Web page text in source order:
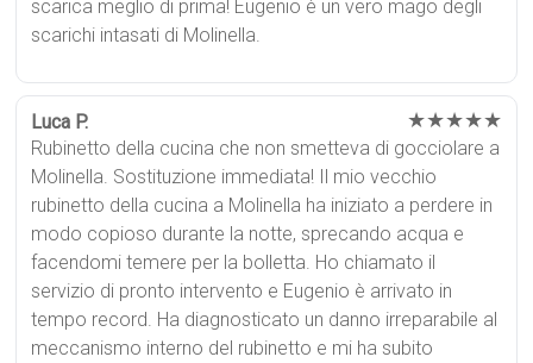
scarica meglio di prima! Eugenio è un vero mago degli
scarichi intasati di Molinella.
Luca P. ★★★★★
Rubinetto della cucina che non smetteva di gocciolare a
Molinella. Sostituzione immediata! Il mio vecchio
rubinetto della cucina a Molinella ha iniziato a perdere in
modo copioso durante la notte, sprecando acqua e
facendomi temere per la bolletta. Ho chiamato il
servizio di pronto intervento e Eugenio è arrivato in
tempo record. Ha diagnosticato un danno irreparabile al
meccanismo interno del rubinetto e mi ha subito